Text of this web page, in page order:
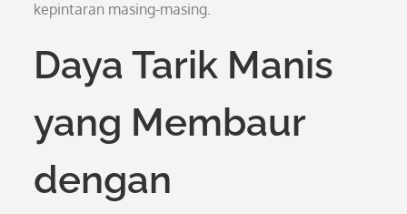
kepintaran masing-masing.
Daya Tarik Manis
yang Membaur
dengan